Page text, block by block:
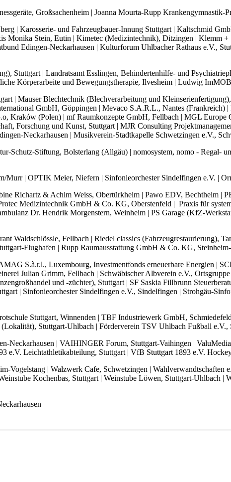
Großsachenheim | Joanna Mourta-Rupp
| Karosserie- und Fahrzeugbauer-Innung Stuttgart | Kaltschmid
Monika Stein, Eutin | Kimetec (Medizintechnik), Ditzingen | Klemm
Edingen-Neckarhausen | Kulturforum Uhlbacher Rathaus e.V.,
Stuttgart | Landratsamt Esslingen, Behindertenhilfe- und
Körperarbeite und Bewegungstherapie, Ilvesheim | Ludwig
| Mauser Blechtechnik (Blechverarbeitung und
GmbH, Göppingen | Mevaco S.A.R.L., Nantes
Kraków (Polen) | mf Raumkonzepte GmbH, Fellbach | MGL
Forschung und Kunst, Stuttgart | MJR Consulting
Neckarhausen | Musikverein-Stadtkapelle Schwetzingen e.V.,
Schutz-Stiftung, Bolsterlang (Allgäu) | nomosystem, nomo - Regal-
Murr | OPTIK Meier, Niefern | Sinfonieorchester Sindelfingen e.V. |
Richartz & Achim Weiss, Obertürkheim | Pawo EDV, Bechtheim |
Medizintechnik GmbH & Co. KG, Oberstenfeld | Praxis für
Dr. Hendrik Morgenstern, Weinheim | PS Garage (KfZ-
Waldschlössle, Fellbach | Riedel classics
Flughafen | Rupp Raumausstattung GmbH & Co. KG,
S.à.r.l., Luxembourg, Investmentfonds erneuerbare Energien |
Julian Grimm, Fellbach | Schwäbischer Albverein e.V.,
und -züchter), Stuttgart | SF Saskia Fillbrunn
| Sinfonieorchester Sindelfingen e.V., Sindelfingen | Strohgäu-
Stuttgart, Winnenden | TBF Industriewerk GmbH,
Stuttgart-Uhlbach | Förderverein TSV Uhlbach Fußball e.V.,
Neckarhausen | VAIHINGER Forum, Stuttgart-Vaihingen |
e.V. Leichtathletikabteilung, Stuttgart | VfB Stuttgart 1893 e.V.
Vogelstang | Walzwerk Cafe, Schwetzingen |
Kochenbas, Stuttgart | Weinstube Löwen, Stuttgart-